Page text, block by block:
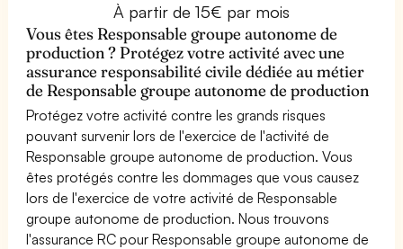
À partir de 15€ par mois
Vous êtes Responsable groupe autonome de
production ? Protégez votre activité avec une
assurance responsabilité civile dédiée au métier
de Responsable groupe autonome de production
Protégez votre activité contre les grands risques
pouvant survenir lors de l'exercice de l'activité de
Responsable groupe autonome de production. Vous
êtes protégés contre les dommages que vous causez
lors de l'exercice de votre activité de Responsable
groupe autonome de production. Nous trouvons
l'assurance RC pour Responsable groupe autonome de